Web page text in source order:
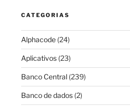
CATEGORIAS
Alphacode(24)
Aplicativos(23)
Banco Central(239)
Banco de dados(2)